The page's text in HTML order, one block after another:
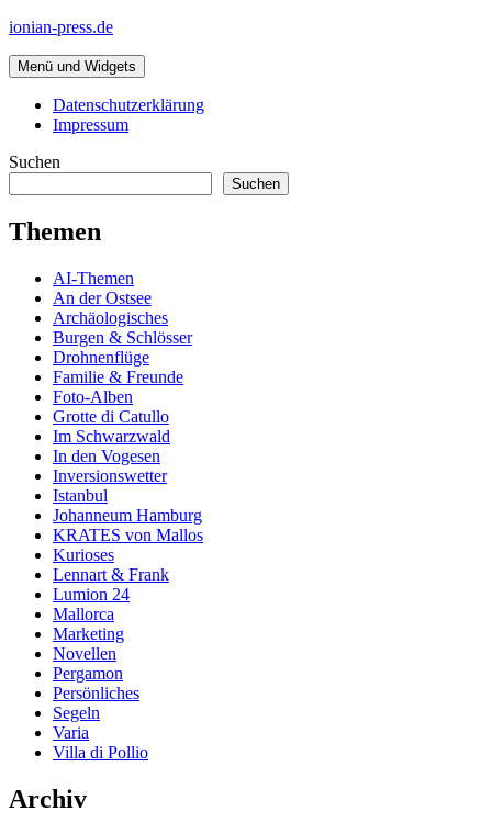
Zum
springen
ionian-press.de
Menü und Widgets
Datenschutzerklärung
Impressum
Suchen
Suchen
Themen
AI-Themen
An der Ostsee
Archäologisches
Burgen & Schlösser
Drohnenflüge
Familie & Freunde
Foto-Alben
Grotte di Catullo
Im Schwarzwald
In den Vogesen
Inversionswetter
Istanbul
Johanneum Hamburg
KRATES von Mallos
Kurioses
Lennart & Frank
Lumion 24
Mallorca
Marketing
Novellen
Pergamon
Persönliches
Segeln
Varia
Villa di Pollio
Archiv